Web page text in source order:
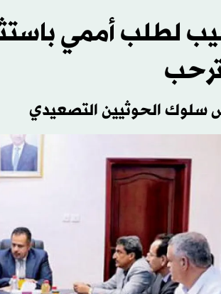
لطلب أممي
سلوك الحوثيين التصعيدي